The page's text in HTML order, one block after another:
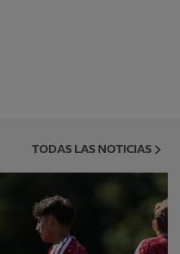
TODAS LAS NOTICIAS